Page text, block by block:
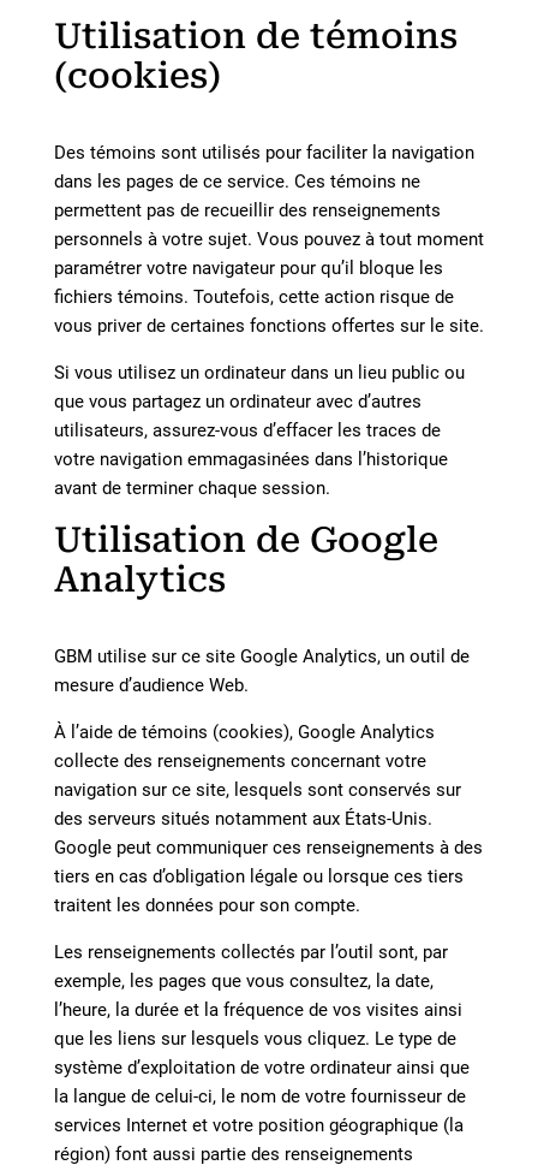
Utilisation de témoins
(cookies)
Des témoins sont utilisés pour faciliter la navigation
dans les pages de ce service. Ces témoins ne
permettent pas de recueillir des renseignements
personnels à votre sujet. Vous pouvez à tout moment
paramétrer votre navigateur pour qu’il bloque les
fichiers témoins. Toutefois, cette action risque de
vous priver de certaines fonctions offertes sur le site.
Si vous utilisez un ordinateur dans un lieu public ou
que vous partagez un ordinateur avec d’autres
utilisateurs, assurez-vous d’effacer les traces de
votre navigation emmagasinées dans l’historique
avant de terminer chaque session.
Utilisation de Google
Analytics
GBM utilise sur ce site Google Analytics, un outil de
mesure d’audience Web.
À l’aide de témoins (cookies), Google Analytics
collecte des renseignements concernant votre
navigation sur ce site, lesquels sont conservés sur
des serveurs situés notamment aux États-Unis.
Google peut communiquer ces renseignements à des
tiers en cas d’obligation légale ou lorsque ces tiers
traitent les données pour son compte.
Les renseignements collectés par l’outil sont, par
exemple, les pages que vous consultez, la date,
l’heure, la durée et la fréquence de vos visites ainsi
que les liens sur lesquels vous cliquez. Le type de
système d’exploitation de votre ordinateur ainsi que
la langue de celui-ci, le nom de votre fournisseur de
services Internet et votre position géographique (la
région) font aussi partie des renseignements